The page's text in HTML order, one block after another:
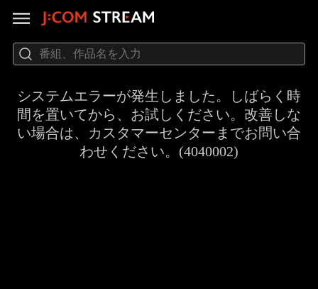
システムエラーが発生しました。しばらく時
間を置いてから、お試しください。改善しな
い場合は、カスタマーセンターまでお問い合
わせください。(4040002)